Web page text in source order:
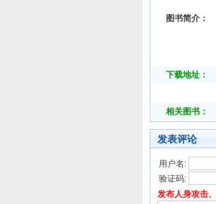
图书简介：
下载地址：
相关图书：
发表评论
用户名:
验证码:
发布人身攻击